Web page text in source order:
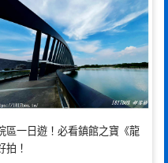
區一日遊！必看鎮館之寶《龍
拍！